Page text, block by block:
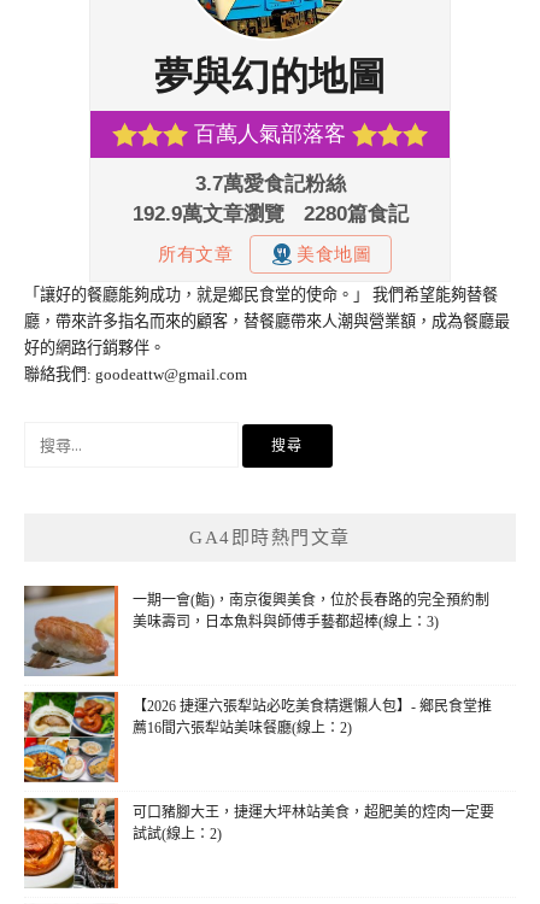
「讓好的餐廳能夠成功，就是鄉民食堂的使命。」 我們希望能夠替餐
廳，帶來許多指名而來的顧客，替餐廳帶來人潮與營業額，成為餐廳最
好的網路行銷夥伴。
聯絡我們: goodeattw@gmail.com
GA4即時熱門文章
一期一會(鮨)，南京復興美食，位於長春路的完全預約制
美味壽司，日本魚料與師傅手藝都超棒(線上：3)
【2026 捷運六張犁站必吃美食精選懶人包】- 鄉民食堂推
薦16間六張犁站美味餐廳(線上：2)
可口豬腳大王，捷運大坪林站美食，超肥美的焢肉一定要
試試(線上：2)